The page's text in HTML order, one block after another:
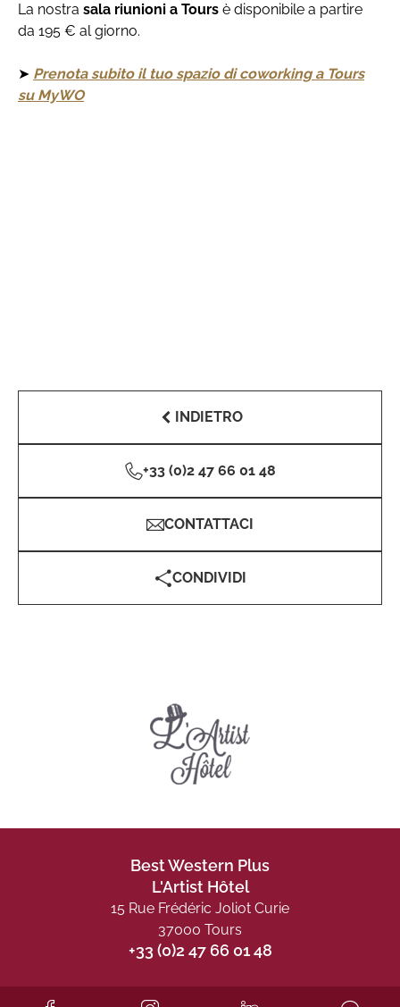
La nostra sala riunioni a Tours è disponibile a partire
da 195 € al giorno.
➤ Prenota subito il tuo spazio di coworking a Tours
su MyWO
INDIETRO
+33 (0)2 47 66 01 48
CONTATTACI
CONDIVIDI
Best Western Plus
L'Artist Hôtel
15 Rue Frédéric Joliot Curie
37000 Tours
+33 (0)2 47 66 01 48